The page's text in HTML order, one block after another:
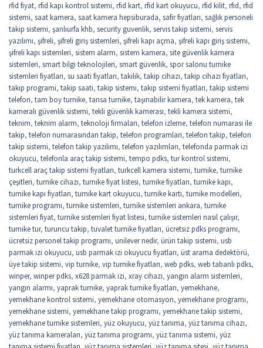
rfid fiyat, rfid kapı kontrol sistemi, rfid kart, rfid kart okuyucu, rfid kilit, rfıd, rfıd
sistemi, saat kamera, saat kamera hepsiburada, safir fiyatları, sağlık personeli
takip sistemi, şanlıurfa khb, security guvenlik, servis takip sistemi, servis
yazılımı, şifreli, şifreli giriş sistemleri, şifreli kapı açma, şifreli kapı giriş sistemi,
şifreli kapı sistemleri, sistem alarm, sistem kamera, site güvenlik kamera
sistemleri, smart bilgi teknolojileri, smart güvenlik, spor salonu turnike
sistemleri fiyatları, su saati fiyatları, takilik, takip cihazı, takip cihazı fiyatları,
takip programi, takip saati, takip sistemi, takip sistemi fiyatları, takip sistemi
telefon, tam boy turnike, tansa turnike, taşınabilir kamera, tek kamera, tek
kameralı güvenlik sistemi, tekli güvenlik kamerası, tekli kamera sistemi,
teknim, teknim alarm, teknoloji firmaları, telefon izleme, telefon numarası ile
takip, telefon numarasından takip, telefon programlari, telefon takip, telefon
takip sistemi, telefon takip yazılımı, telefon yazılımları, telefonda parmak izi
okuyucu, telefonla araç takip sistemi, tempo pdks, tur kontrol sistemi,
turkcell araç takip sistemi fiyatları, turkcell kamera sistemi, turnike, turnike
çeşitleri, turnike cihazı, turnike fiyat listesi, turnike fiyatları, turnike kapı,
turnike kapı fiyatları, turnike kart okuyucu, turnike kartı, turnike modelleri,
turnike programı, turnike sistemleri, turnike sistemleri ankara, turnike
sistemleri fiyat, turnike sistemleri fiyat listesi, turnike sistemleri nasıl çalışır,
turnike tur, turuncu takip, tuvalet turnike fiyatları, ücretsiz pdks programı,
ücretsiz personel takip programı, unilever nedir, ürün takip sistemi, usb
parmak izi okuyucu, usb parmak izi okuyucu fiyatları, üst arama dedektörü,
üye takip sistemi, vip turnike, vip turnike fiyatları, web pdks, web tabanlı pdks,
winper, winper pdks, x628 parmak izi, xray cihazı, yangın alarm sistemleri,
yangın alarmı, yaprak turnike, yaprak turnike fiyatları, yemekhane,
yemekhane kontrol sistemi, yemekhane otomasyon, yemekhane programı,
yemekhane sistemi, yemekhane takip programı, yemekhane takip sistemi,
yemekhane turnike sistemleri, yüz okuyucu, yüz tanıma, yüz tanıma cihazı,
yüz tanıma kameraları, yüz tanıma programı, yüz tanıma sistemi, yüz